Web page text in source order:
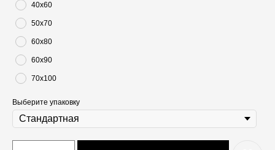
40х60
50х70
60х80
60х90
70х100
Выберите упаковку